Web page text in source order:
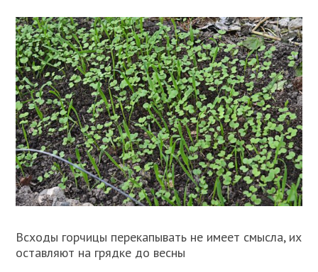
Всходы горчицы перекапывать не имеет смысла, их
оставляют на грядке до весны